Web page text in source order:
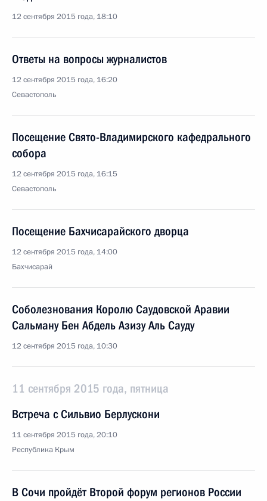
12 сентября 2015 года, 18:10
Ответы на вопросы журналистов
12 сентября 2015 года, 16:20
Севастополь
Посещение Свято-Владимирского кафедрального
собора
12 сентября 2015 года, 16:15
Севастополь
Посещение Бахчисарайского дворца
12 сентября 2015 года, 14:00
Бахчисарай
Соболезнования Королю Саудовской Аравии
Сальману Бен Абдель Азизу Аль Сауду
12 сентября 2015 года, 10:30
11 сентября 2015 года, пятница
Встреча с Сильвио Берлускони
11 сентября 2015 года, 20:10
Республика Крым
В Сочи пройдёт Второй форум регионов России